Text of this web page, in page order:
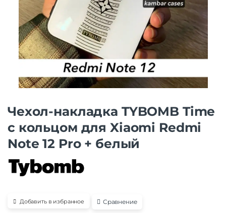
Чехол-накладка TYBOMB Time
с кольцом для Xiaomi Redmi
Note 12 Pro + белый
Добавить в избранное Сравнение